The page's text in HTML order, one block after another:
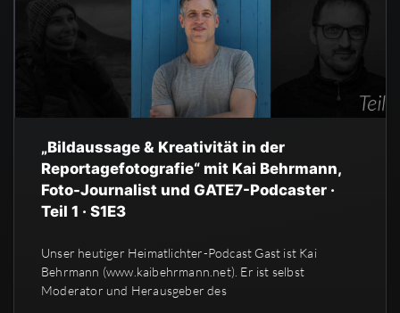
„Bildaussage & Kreativität in der
Reportagefotografie“ mit Kai Behrmann,
Foto-Journalist und GATE7-Podcaster ·
Teil 1 · S1E3
Unser heutiger Heimatlichter-Podcast Gast ist Kai
Behrmann (www.kaibehrmann.net). Er ist selbst
Moderator und Herausgeber des